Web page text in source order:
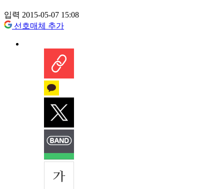
입력 2015-05-07 15:08
선호매체 추가